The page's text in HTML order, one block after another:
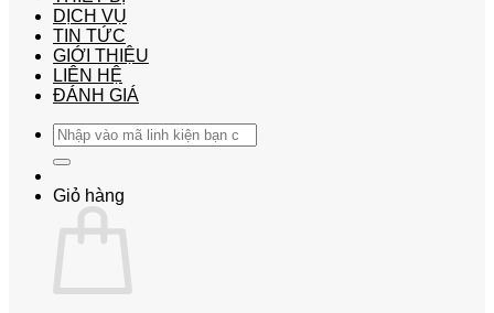
DỊCH VỤ
TIN TỨC
GIỚI THIỆU
LIÊN HỆ
ĐÁNH GIÁ
Tìm
kiếm:
Giỏ hàng